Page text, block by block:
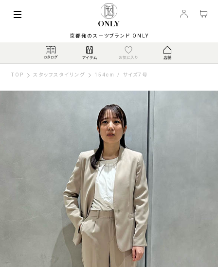
京都発のスーツブランド ONLY
TOP スタッフスタイリング 154cm / サイズ7号